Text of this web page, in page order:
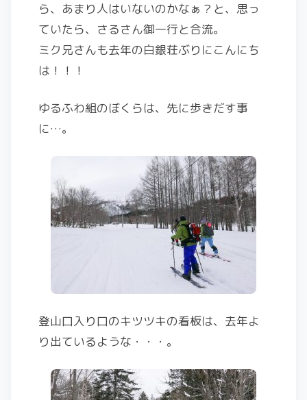
ら、あまり人はいないのかなぁ？と、思っ
ていたら、さるさん御一行と合流。
ミク兄さんも去年の白銀荘ぶりにこんにち
は！！！
ゆるふわ組のぼくらは、先に歩きだす事
に…。
登山口入り口のキツツキの看板は、去年よ
り出ているような・・・。